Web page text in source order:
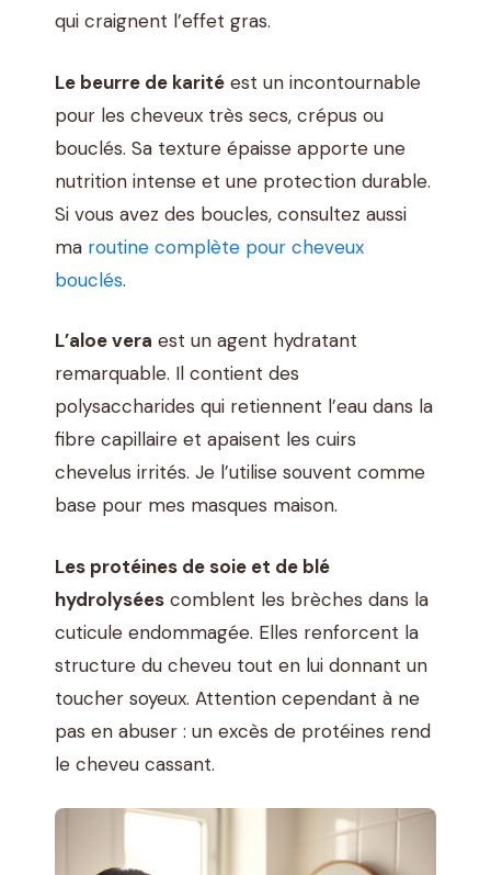
qui craignent l’effet gras.
Le beurre de karité est un incontournable
pour les cheveux très secs, crépus ou
bouclés. Sa texture épaisse apporte une
nutrition intense et une protection durable.
Si vous avez des boucles, consultez aussi
ma routine complète pour cheveux
bouclés.
L’aloe vera est un agent hydratant
remarquable. Il contient des
polysaccharides qui retiennent l’eau dans la
fibre capillaire et apaisent les cuirs
chevelus irrités. Je l’utilise souvent comme
base pour mes masques maison.
Les protéines de soie et de blé
hydrolysées comblent les brèches dans la
cuticule endommagée. Elles renforcent la
structure du cheveu tout en lui donnant un
toucher soyeux. Attention cependant à ne
pas en abuser : un excès de protéines rend
le cheveu cassant.